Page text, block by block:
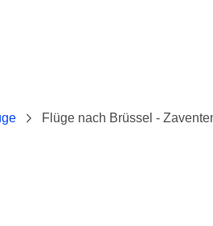
Flüge nach Brüssel -